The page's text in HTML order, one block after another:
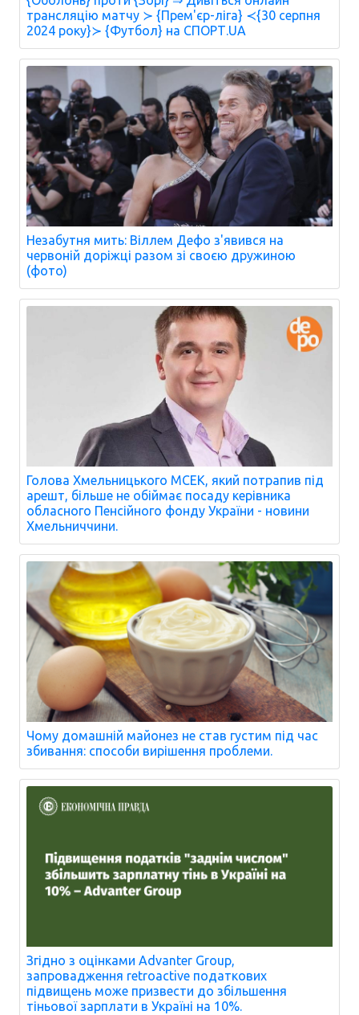
трансляцію матчу ≻ {Прем'єр-ліга} ≺{30 серпня
2024 року}≻ {Футбол} на СПОРТ.UA
Незабутня мить: Віллем Дефо з'явився на
червоній доріжці разом зі своєю дружиною
(фото)
Голова Хмельницького МСЕК, який потрапив під
арешт, більше не обіймає посаду керівника
обласного Пенсійного фонду України - новини
Хмельниччини.
Чому домашній майонез не став густим під час
збивання: способи вирішення проблеми.
Згідно з оцінками Advanter Group,
запровадження retroactive податкових
підвищень може призвести до збільшення
тіньової зарплати в Україні на 10%.